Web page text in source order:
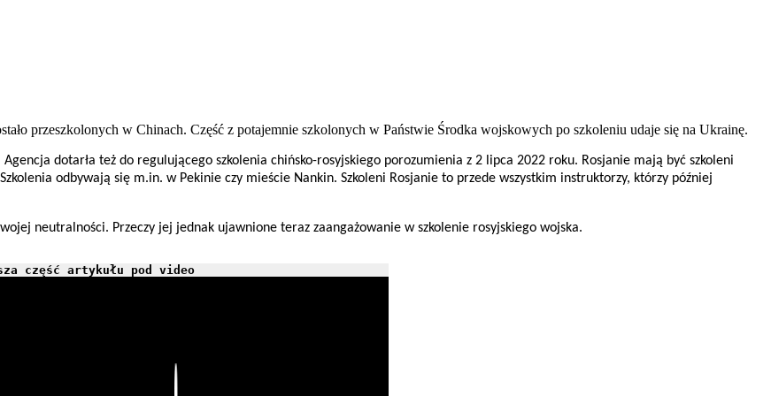
przeszkolonych w Chinach. Część z potajemnie szkolonych w Państwie Środka wojskowych po szkoleniu udaje się na Ukrainę.
dotarła też do regulującego szkolenia chińsko-rosyjskiego porozumienia z 2 lipca 2022 roku. Rosjanie mają być szkoleni
odbywają się m.in. w Pekinie czy mieście Nankin. Szkoleni Rosjanie to przede wszystkim instruktorzy, którzy później
neutralności. Przeczy jej jednak ujawnione teraz zaangażowanie w szkolenie rosyjskiego wojska.
część artykułu pod video